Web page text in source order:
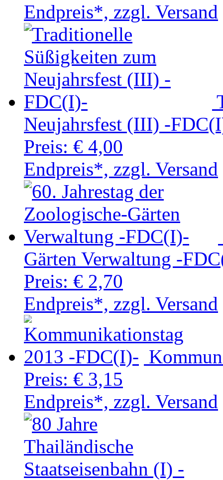
Endpreis*, zzgl. Versand
Neujahrsfest (III) -
Preis: € 4,00
Endpreis*, zzgl. Versand
Gärten Verwaltung -
Preis: € 2,70
Endpreis*, zzgl. Versand
Preis: € 3,15
Endpreis*, zzgl. Versand